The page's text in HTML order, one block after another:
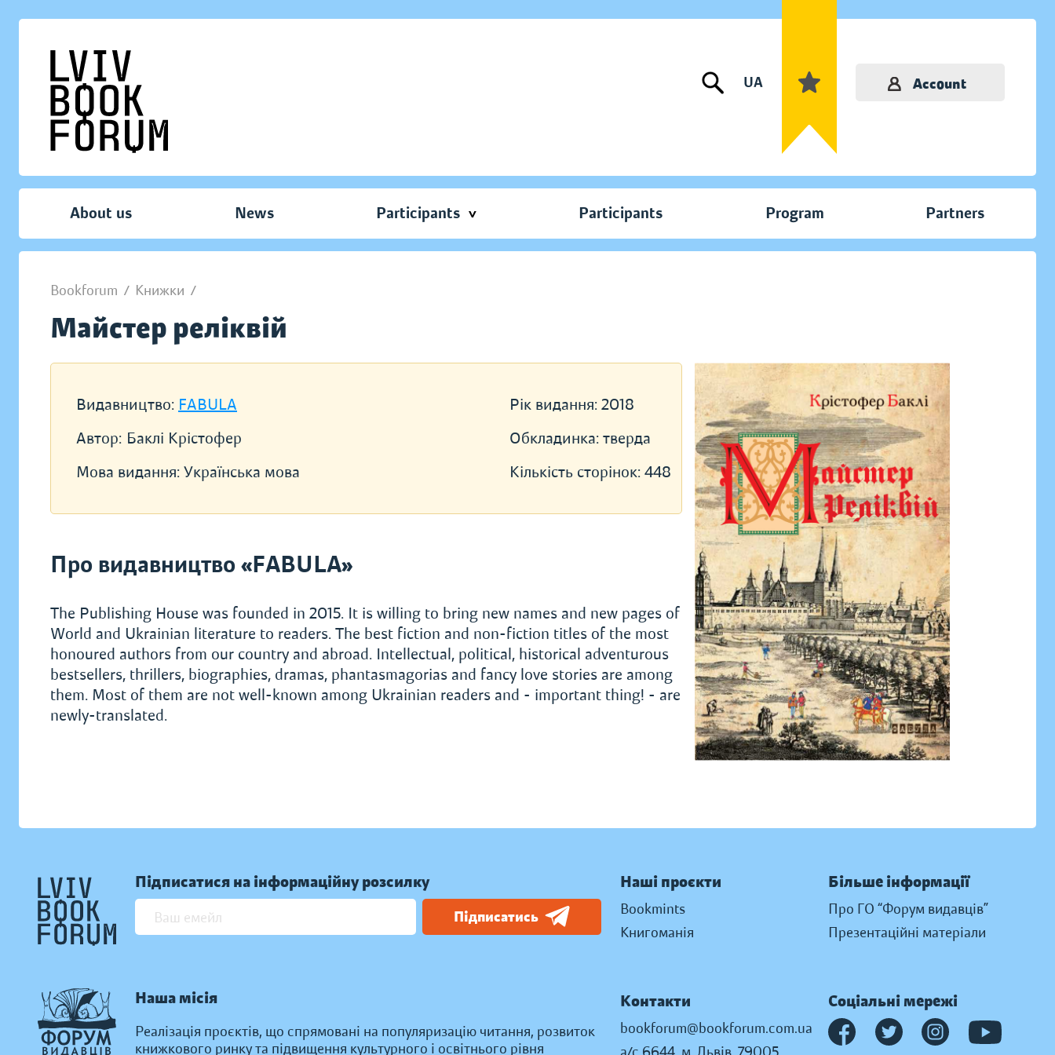
UA Account
About us News Participants Participants Program Partners
Bookforum / Книжки /
Майстер реліквій
Видавництво: FABULA
Автор: Баклі Крістофер
Мова видання: Українська мова
Рік видання: 2018
Обкладинка: тверда
Кількість сторінок: 448
Про видавництво «FABULA»
The Publishing House was founded in 2015. It is willing to bring new names and new pages of
World and Ukrainian literature to readers. The best fiction and non-fiction titles of the most
honoured authors from our country and abroad. Intellectual, political, historical adventurous
bestsellers, thrillers, biographies, dramas, phantasmagorias and fancy love stories are among
them. Most of them are not well-known among Ukrainian readers and - important thing! - are
newly-translated.
Підписатися на інформаційну розсилку
Підписатись
Наша місія
Реалізація проєктів, що спрямовані на популяризацію читання, розвиток
книжкового ринку та підвищення культурного і освітнього рівня
Наші проєкти
Bookmints
Книгоманія
Більше інформації
Про ГО “Форум видавців”
Презентаційні матеріали
Контакти
bookforum@bookforum.com.ua
Соціальні мережі